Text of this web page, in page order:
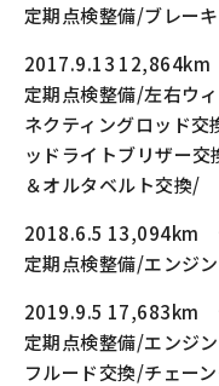
定期点検整備/ブレー
2017.9.13 12,864km
定期点検整備/左右ウ
ネクティングロッド
ッドライトブリザー
＆オルタベルト交換/
2018.6.5 13,094km
定期点検整備/エンジ
2019.9.5 17,683km
定期点検整備/エンジ
フルード交換/チェー